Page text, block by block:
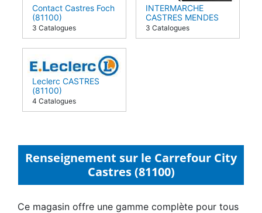
Contact Castres Foch
(81100)
3 Catalogues
INTERMARCHE
CASTRES MENDES
FRANCE (81100)
3 Catalogues
Leclerc CASTRES
(81100)
4 Catalogues
Renseignement sur le Carrefour City
Castres (81100)
Ce magasin offre une gamme complète pour tous